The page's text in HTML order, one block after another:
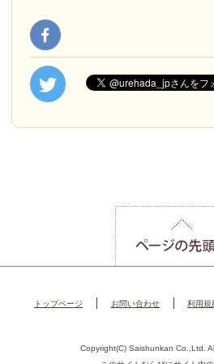
トップページ お問い合わせ 利用規
Copyright(C) Saishunkan Co.,Ltd.